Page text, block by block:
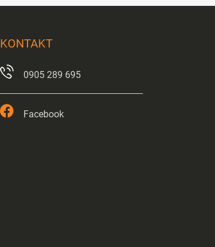
KONTAKT
0905 289 695
Facebook